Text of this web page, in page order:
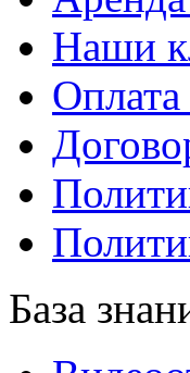
Наши
Оплата
База